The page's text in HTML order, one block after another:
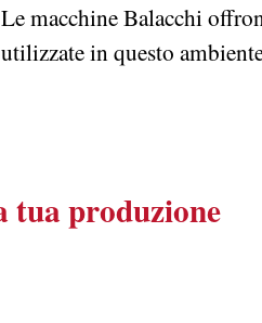
Le macchine Balacchi
utilizzate in questo
tua produzione